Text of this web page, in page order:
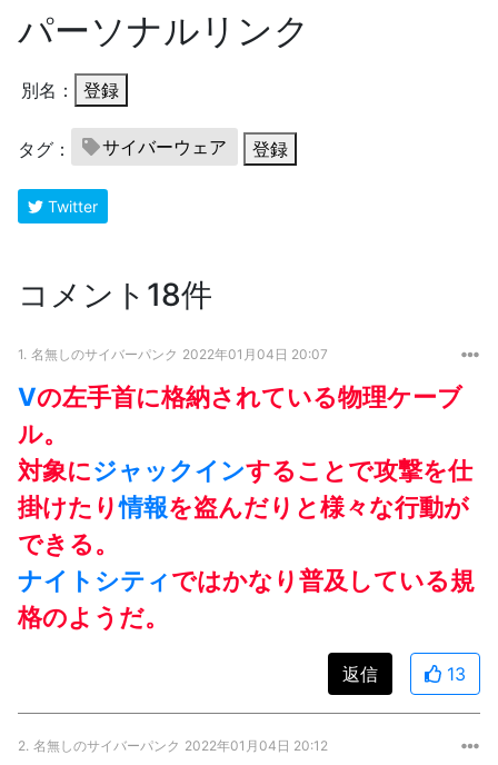
パーソナルリンク
別名： 登録
タグ： サイバーウェア 登録
Twitter
コメント18件
1. 名無しのサイバーパンク 2022年01月04日 20:07
Vの左手首に格納されている物理ケーブ
ル。
対象にジャックインすることで攻撃を仕
掛けたり情報を盗んだりと様々な行動が
できる。
ナイトシティではかなり普及している規
格のようだ。
返信 13
2. 名無しのサイバーパンク 2022年01月04日 20:12